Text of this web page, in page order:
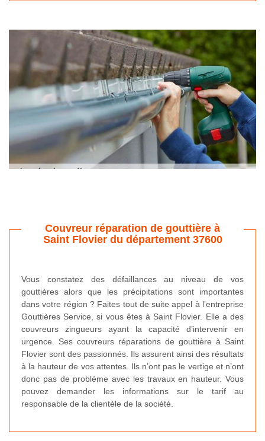
Couvreur réparation de gouttière à
Saint Flovier du département 37600
Vous constatez des défaillances au niveau de vos
gouttières alors que les précipitations sont importantes
dans votre région ? Faites tout de suite appel à l’entreprise
Gouttières Service, si vous êtes à Saint Flovier. Elle a des
couvreurs zingueurs ayant la capacité d’intervenir en
urgence. Ses couvreurs réparations de gouttière à Saint
Flovier sont des passionnés. Ils assurent ainsi des résultats
à la hauteur de vos attentes. Ils n’ont pas le vertige et n’ont
donc pas de problème avec les travaux en hauteur. Vous
pouvez demander les informations sur le tarif au
responsable de la clientèle de la société.